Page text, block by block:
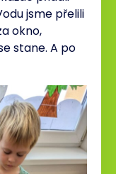
jsme přelili
okno,
stane. A po